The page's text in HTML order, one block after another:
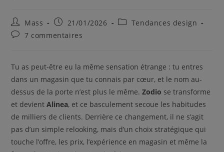
Mass 21/01/2026
Tendances design
7 commentaires
Tu as peut-être eu la même sensation étrange : tu entres
dans un magasin que tu connais par cœur, et le nom au-
dessus de la porte n’est plus le même.Zodio se transforme
et devientAlinea, et ce basculement secoue les habitudes
de milliers de clients. Derrière ce changement, il ne s’agit
pas d’un simple relooking, mais d’un choix stratégique qui
touche l’offre, les prix, l’expérience en magasin et même la